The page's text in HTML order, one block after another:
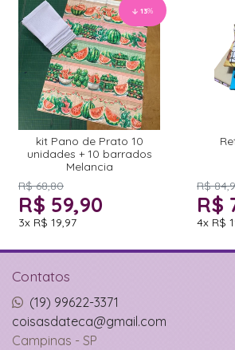
13%
kit Pano de Prato 10
unidades + 10 barrados
Melancia
R$ 68,80
R$ 59,90
3x R$ 19,97
R$
R$
4x R$
Contatos
(19) 99622-3371
coisasdateca@gmail.com
Campinas - SP